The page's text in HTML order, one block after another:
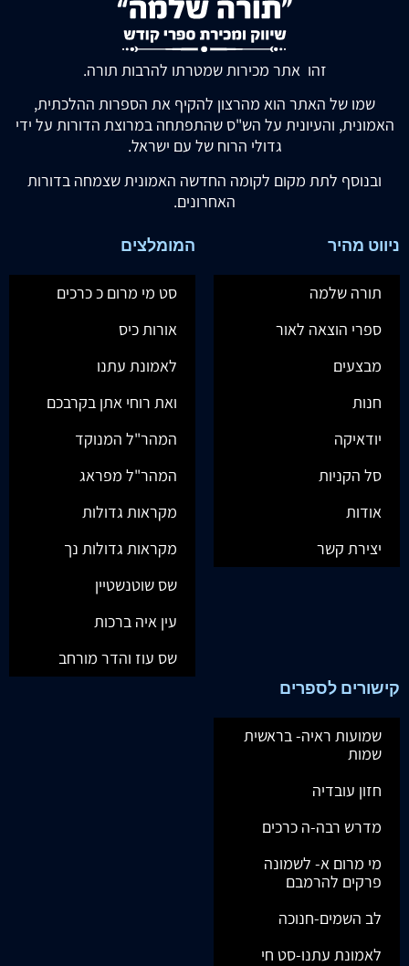
זהו אתר מכירות שמטרתו להרבות תורה.
שמו של האתר הוא מהרצון להקיף את הספרות ההלכתית,
האמונית, והעיונית על הש"ס שהתפתחה במרוצת הדורות על ידי
גדולי הרוח של עם ישראל.
ובנוסף לתת מקום לקומה החדשה האמונית שצמחה בדורות
האחרונים.
ניווט מהיר
תורה שלמה
ספרי הוצאה לאור
מבצעים
חנות
יודאיקה
סל הקניות
אודות
יצירת קשר
המומלצים
סט מי מרום כ כרכים
אורות כיס
לאמונת עתנו
ואת רוחי אתן בקרבכם
המהר"ל המנוקד
המהר"ל מפראג
מקראות גדולות
מקראות גדולות נך
שס שוטנשטיין
עין איה ברכות
שס עוז והדר מורחב
קישורים לספרים
שמועות ראיה- בראשית
שמות
חזון עובדיה
מדרש רבה-ה כרכים
מי מרום א- לשמונה
פרקים להרמבם
לב השמים-חנוכה
לאמונת עתנו-סט חי